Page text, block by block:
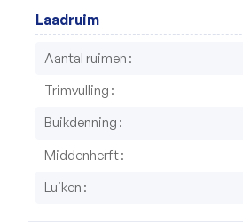
Laadruim
Aantal ruimen
Trimvulling
Buikdenning
Middenherft
Luiken